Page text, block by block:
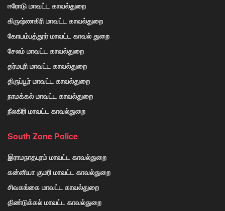
ஈரோடு மாவட்ட காவல்துறை
கிருஷ்ணகிரி மாவட்ட காவல்துறை
கோயம்பத்தூர் மாவட்ட காவல் துறை
சேலம் மாவட்ட காவல்துறை
தர்மபுரி மாவட்ட காவல்துறை
திருப்பூர் மாவட்ட காவல்துறை
நாமக்கல் மாவட்ட காவல்துறை
நீலகிரி மாவட்ட காவல்துறை
South Zone Police
இராமநாதபுரம் மாவட்ட காவல்துறை
கன்னியா குமரி மாவட்ட காவல்துறை
சிவகங்கை மாவட்ட காவல்துறை
திண்டுக்கல் மாவட்ட காவல்துறை